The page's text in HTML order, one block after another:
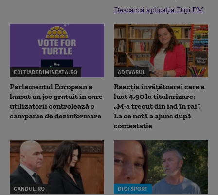
Descarcă aplicația Digi FM
EDITIADEDIMINEATA.RO
Parlamentul European a
lansat un joc gratuit în care
utilizatorii controlează o
campanie de dezinformare
ADEVARUL
Reacția învățătoarei care a
luat 4,90 la titularizare:
„M-a trecut din iad în rai”.
La ce notă a ajuns după
contestație
GANDUL.RO DIGI SPORT